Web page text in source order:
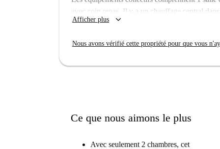
avec coin repas. Il y a un chauffage central
fois les chambres et les espaces communs au
sous le nom de Lambrate. Cet endroit bien
Afficher plus keyboard_arrow_down
Nous avons vérifié cette propriété pour que vous
Ce que nous aimons le plus
Avec seulement 2 chambres, cet